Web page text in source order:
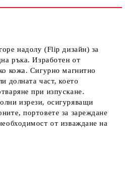
надолу (Flip дизайн) за
ръка. Изработен от
кожа. Сигурно магнитно
долната част, което
при изпускане.
изрези, осигуряващи
портовете за зареждане
от изваждане на